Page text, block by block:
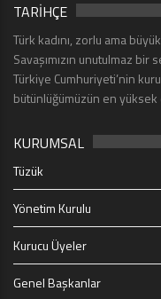
TARİHÇE
Türk kadını, zorlu ama
Savaşımızın unutulmaz
Türkiye Cumhuriyeti’nin
bütünlüğümüzün en
KURUMSAL
Tüzük
Yönetim Kurulu
Kurucu Üyeler
Genel Başkanlar